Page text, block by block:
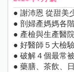
● 謝沛恩 從甜美
● 剖婦產媽媽各
● 產檢與生產醫
● 好醫師５大檢
● 破解４個最常
● 藥膳、茶飲、